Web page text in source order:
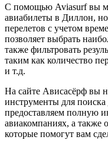
С помощью Aviasurf вы
авиабилеты в Диллон,
перелетов с учетом
позволяет выбрать
также фильтровать
таким как количество
и т.д.
На сайте Ависасёрф вы
инструменты для
предоставляем полную
авиакомпаниях, а также
которые помогут вам